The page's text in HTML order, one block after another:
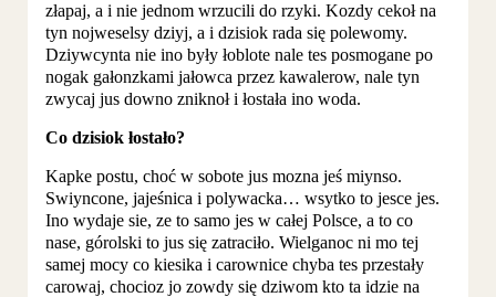
złapaj, a i nie jednom wrzucili do rzyki. Kozdy cekoł na
tyn nojweselsy dziyj, a i dzisiok rada się polewomy.
Dziywcynta nie ino były łoblote nale tes posmogane po
nogak gałonzkami jałowca przez kawalerow, nale tyn
zwycaj jus downo zniknoł i łostała ino woda.
Co dzisiok łostało?
Kapke postu, choć w sobote jus mozna jeś miynso.
Swiyncone, jajeśnica i polywacka… wsytko to jesce jes.
Ino wydaje sie, ze to samo jes w całej Polsce, a to co
nase, górolski to jus się zatraciło. Wielganoc ni mo tej
samej mocy co kiesika i carownice chyba tes przestały
carowaj, chocioz jo zowdy się dziwom kto ta idzie na